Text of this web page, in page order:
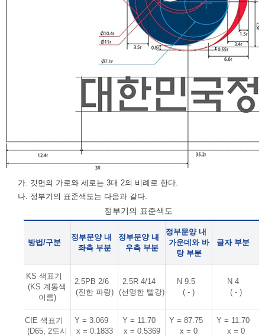
가. 깃면의 가로와 세로는 3대 2의 비례로 한다.
나. 정부기의 표준색도는 다음과 같다.
정부기의 표준색도
방법/구분
정부문양 내
좌측 부분
정부문양 내
우측 부분
정부문양 내
가운데와 바
탕 부분
글자 부분
KS 색표기
(KS 계통색
이름)
2.5PB 2/6
(진한 파랑)
2.5R 4/14
(선명한 빨강)
N 9.5
( - )
N 4
( - )
CIE 색표기
(D65, 2도시
Y = 3.069
x = 0.1833
Y = 11.70
x = 0.5369
Y = 87.75
x = 0
Y = 11.70
x = 0